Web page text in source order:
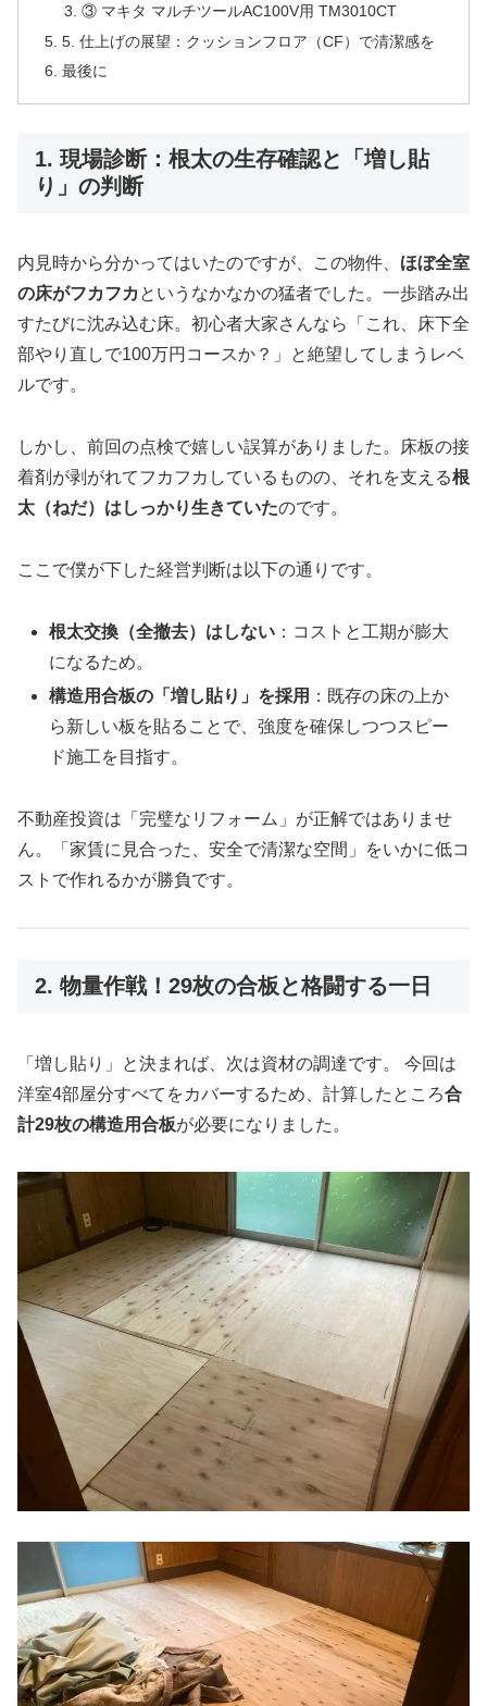
③ マキタ マルチツールAC100V用 TM3010CT
5. 仕上げの展望：クッションフロア（CF）で清潔感を
最後に
1. 現場診断：根太の生存確認と「増し貼
り」の判断
内見時から分かってはいたのですが、この物件、 ほぼ全室
の床がフカフカ というなかなかの猛者でした。一歩踏み出
すたびに沈み込む床。初心者大家さんなら「これ、床下全
部やり直しで100万円コースか？」と絶望してしまうレベ
ルです。
しかし、前回の点検で嬉しい誤算がありました。床板の接
着剤が剥がれてフカフカしているものの、それを支える根
太（ねだ）はしっかり生きていたのです。
ここで僕が下した経営判断は以下の通りです。
根太交換（全撤去）はしない ：コストと工期が膨大
になるため。
構造用合板の「増し貼り」を採用 ：既存の床の上か
ら新しい板を貼ることで、強度を確保しつつスピー
ド施工を目指す。
不動産投資は「完璧なリフォーム」が正解ではありませ
ん。「家賃に見合った、安全で清潔な空間」をいかに低コ
ストで作れるかが勝負です。
2. 物量作戦！29枚の合板と格闘する一日
「増し貼り」と決まれば、次は資材の調達です。 今回は
洋室4部屋分すべてをカバーするため、計算したところ合
計29枚の構造用合板が必要になりました。